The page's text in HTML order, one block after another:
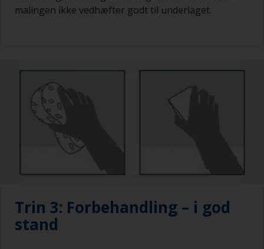
malingen ikke vedhæfter godt til underlaget.
Trin 3: Forbehandling – i god
stand